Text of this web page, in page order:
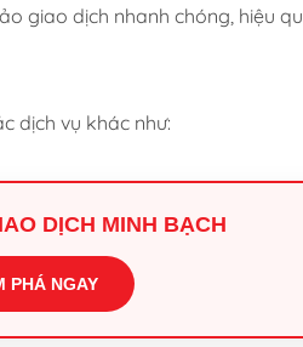
giao dịch nhanh chóng, hiệu
dịch vụ khác như:
DỊCH MINH BẠCH
PHÁ NGAY